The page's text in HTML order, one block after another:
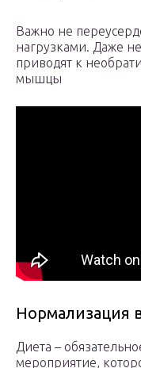
Важно не
нагрузками. Даже
приводят к
мышцы
Нормализация
Диета –
мероприятие,